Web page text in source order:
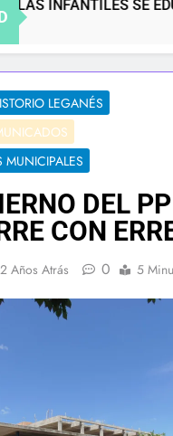
INFANTILES SE
LEGANÉS
MUNICIPALES
DEL
CON
2 Años Atrás 0 5